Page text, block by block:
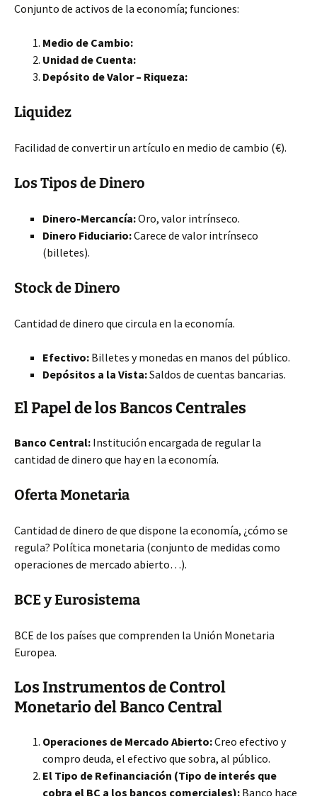
Conjunto de activos de la economía; funciones:
Medio de Cambio:
Unidad de Cuenta:
Depósito de Valor – Riqueza:
Liquidez
Facilidad de convertir un artículo en medio de cambio (€).
Los Tipos de Dinero
Dinero-Mercancía:Oro, valor intrínseco.
Dinero Fiduciario:Carece de valor intrínseco
(billetes).
Stock de Dinero
Cantidad de dinero que circula en la economía.
Efectivo: Billetes y monedas en manos del público.
Depósitos a la Vista:Saldos de cuentas bancarias.
El Papel de los Bancos Centrales
Banco Central: Institución encargada de regular la
cantidad de dinero que hay en la economía.
Oferta Monetaria
Cantidad de dinero de que dispone la economía, ¿cómo se
regula? Política monetaria (conjunto de medidas como
operaciones de mercado abierto…).
BCE y Eurosistema
BCE de los países que comprenden la Unión Monetaria
Europea.
Los Instrumentos de Control
Monetario del Banco Central
Operaciones de Mercado Abierto:Creo efectivo y
compro deuda, el efectivo que sobra, al público.
El Tipo de Refinanciación (Tipo de interés que
cobra el BC a los bancos comerciales): Banco hace